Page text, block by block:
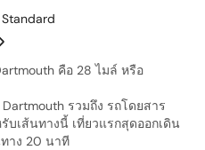
คือ 28 ไมล์ หรือ
รวมถึง รถโดยสาร
บเส้นทางนี้ เที่ยวแรกสุดออกเดิน
ทาง 20 นาที